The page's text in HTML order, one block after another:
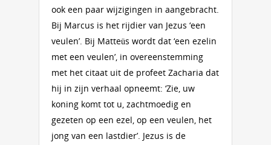
ook een paar wijzigingen in aangebracht.
Bij Marcus is het rijdier van Jezus ‘een
veulen’. Bij Matteüs wordt dat ‘een ezelin
met een veulen’, in overeenstemming
met het citaat uit de profeet Zacharia dat
hij in zijn verhaal opneemt: ‘Zie, uw
koning komt tot u, zachtmoedig en
gezeten op een ezel, op een veulen, het
jong van een lastdier’. Jezus is de